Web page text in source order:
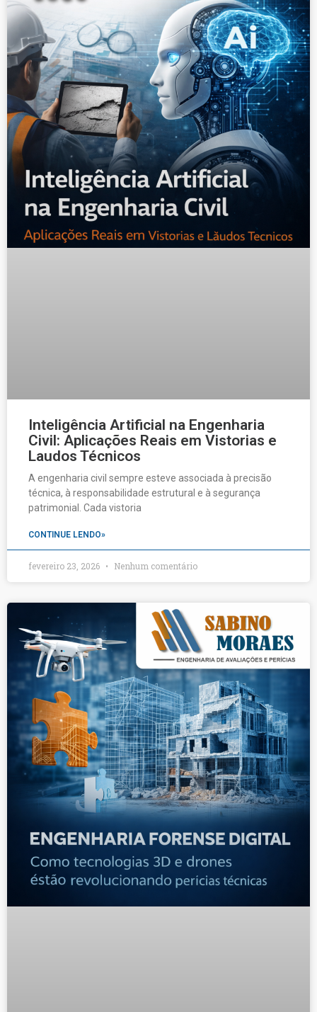
Inteligência Artificial na Engenharia
Civil: Aplicações Reais em Vistorias e
Laudos Técnicos
A engenharia civil sempre esteve associada à precisão
técnica, à responsabilidade estrutural e à segurança
patrimonial. Cada vistoria
CONTINUE LENDO»
fevereiro 23, 2026 Nenhum comentário